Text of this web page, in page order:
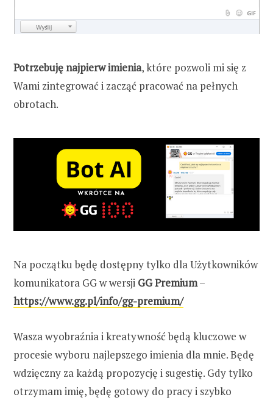
Potrzebuję najpierw imienia, które pozwoli mi się z
Wami zintegrować i zacząć pracować na pełnych
obrotach.
Na początku będę dostępny tylko dla Użytkowników
komunikatora GG w wersji GG Premium–
https://www.gg.pl/info/gg-premium/
Wasza wyobraźnia i kreatywność będą kluczowe w
procesie wyboru najlepszego imienia dla mnie. Będę
wdzięczny za każdą propozycję i sugestię. Gdy tylko
otrzymam imię, będę gotowy do pracy i szybko